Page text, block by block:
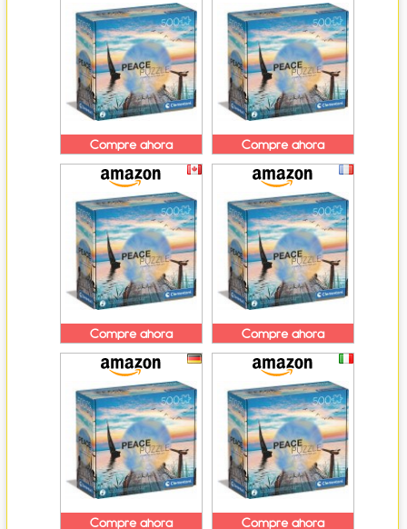
Compre ahora Compre ahora
Compre ahora Compre ahora
Compre ahora Compre ahora